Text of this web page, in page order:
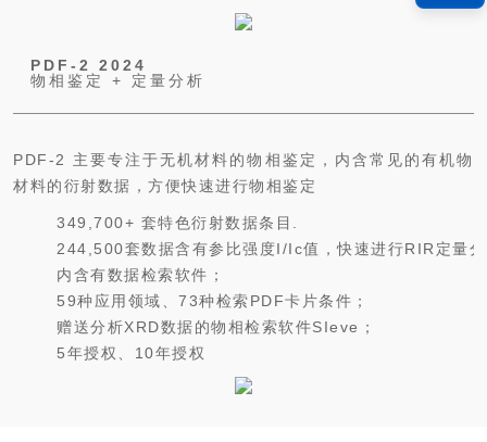
PDF-2 2024
物相鉴定 + 定量分析
PDF-2 主要专注于无机材料的物相鉴定，内含常见的有机物
材料的衍射数据，方便快速进行物相鉴定
349,700+ 套特色衍射数据条目.
244,500套数据含有参比强度I/Ic值，快速进行RIR定量
内含有数据检索软件；
59种应用领域、73种检索PDF卡片条件；
赠送分析XRD数据的物相检索软件SIeve；
5年授权、10年授权